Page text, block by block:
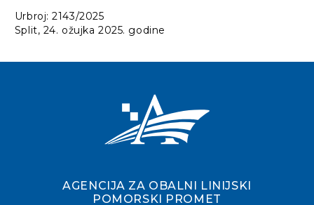
Urbroj: 2143/2025
Split, 24. ožujka 2025. godine
AGENCIJA ZA OBALNI LINIJSKI
POMORSKI PROMET